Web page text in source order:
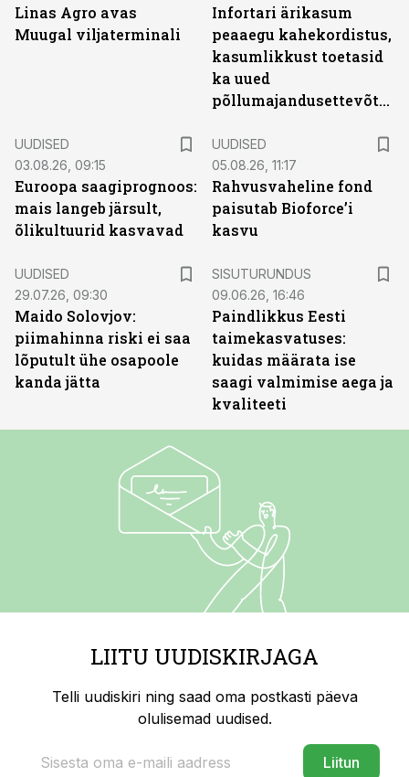
Linas Agro avas
Muugal viljaterminali
Infortari ärikasum
peaaegu kahekordistus,
kasumlikkust toetasid
ka uued
põllumajandusettevõtted
UUDISED
03.08.26, 09:15
Euroopa saagiprognoos:
mais langeb järsult,
õlikultuurid kasvavad
UUDISED
05.08.26, 11:17
Rahvusvaheline fond
paisutab Bioforce’i
kasvu
UUDISED
29.07.26, 09:30
Maido Solovjov:
piimahinna riski ei saa
lõputult ühe osapoole
kanda jätta
SISUTURUNDUS
09.06.26, 16:46
Paindlikkus Eesti
taimekasvatuses:
kuidas määrata ise
saagi valmimise aega ja
kvaliteeti
LIITU UUDISKIRJAGA
Telli uudiskiri ning saad oma postkasti päeva
olulisemad uudised.
Liitun